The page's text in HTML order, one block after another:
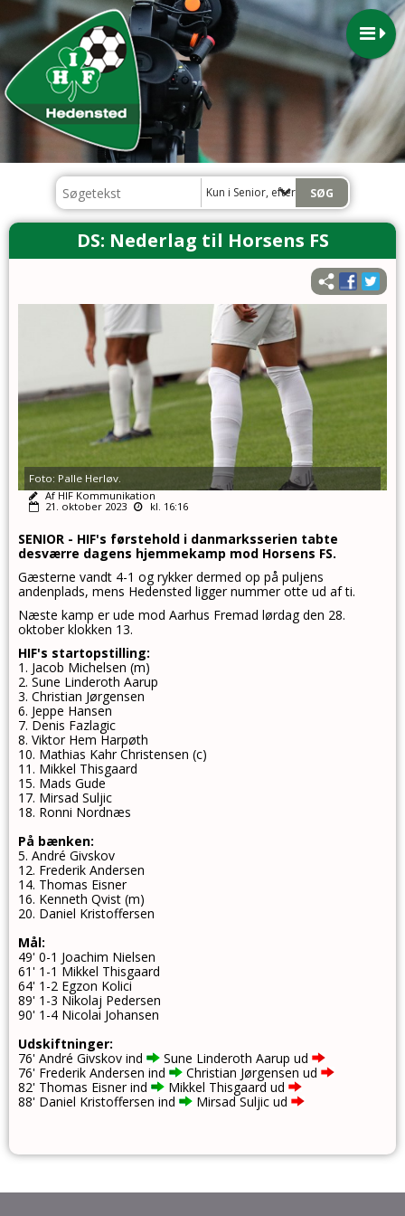
Kun i Senior, efterår 2023
DS: Nederlag til Horsens FS
Foto: Palle Herløv.
Af HIF Kommunikation
21. oktober 2023
kl. 16:16
SENIOR - HIF's førstehold i danmarksserien tabte
desværre dagens hjemmekamp mod Horsens FS.
Gæsterne vandt 4-1 og rykker dermed op på puljens
andenplads, mens Hedensted ligger nummer otte ud af ti.
Næste kamp er ude mod Aarhus Fremad lørdag den 28.
oktober klokken 13.
HIF's startopstilling:
1. Jacob Michelsen (m)
2. Sune Linderoth Aarup
3. Christian Jørgensen
6. Jeppe Hansen
7. Denis Fazlagic
8. Viktor Hem Harpøth
10. Mathias Kahr Christensen (c)
11. Mikkel Thisgaard
15. Mads Gude
17. Mirsad Suljic
18. Ronni Nordnæs
På bænken:
5. André Givskov
12. Frederik Andersen
14. Thomas Eisner
16. Kenneth Qvist (m)
20. Daniel Kristoffersen
Mål:
49' 0-1 Joachim Nielsen
61' 1-1 Mikkel Thisgaard
64' 1-2 Egzon Kolici
89' 1-3 Nikolaj Pedersen
90' 1-4 Nicolai Johansen
Udskiftninger:
76' André Givskov ind
Sune Linderoth Aarup ud
76' Frederik Andersen ind
Christian Jørgensen ud
82' Thomas Eisner ind
Mikkel Thisgaard ud
88' Daniel Kristoffersen ind
Mirsad Suljic ud